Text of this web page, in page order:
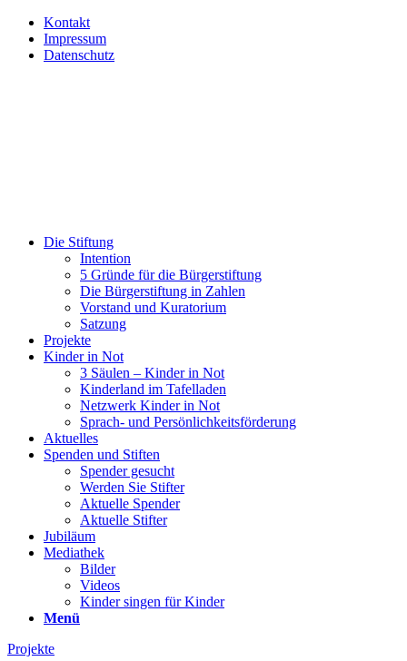
Kontakt
Impressum
Datenschutz
Die Stiftung
Intention
5 Gründe für die Bürgerstiftung
Die Bürgerstiftung in Zahlen
Vorstand und Kuratorium
Satzung
Projekte
Kinder in Not
3 Säulen – Kinder in Not
Kinderland im Tafelladen
Netzwerk Kinder in Not
Sprach- und Persönlichkeits­förderung
Aktuelles
Spenden und Stiften
Spender gesucht
Werden Sie Stifter
Aktuelle Spender
Aktuelle Stifter
Jubiläum
Mediathek
Bilder
Videos
Kinder singen für Kinder
Menü
Projekte